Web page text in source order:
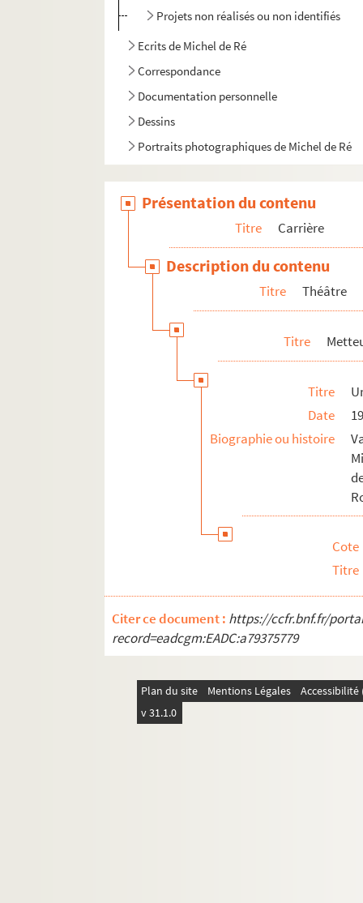
Projets non réalisés ou non identifiés
Ecrits de Michel de Ré
Correspondance
Documentation personnelle
Dessins
Portraits photographiques de Michel de Ré
Présentation du contenu
Titre Carrière
Description du contenu
Titre Théâtre
Titre
Titre
Date
Biographie ou histoire
Cote
Titre
Citer ce document : https://ccfr.bnf.fr/
record=eadcgm:EADC:a79375779
Plan du site Mentions Légales
v 31.1.0